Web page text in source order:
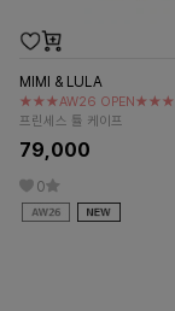
MIMI & LULA
★★★AW26 OPEN★★★
프린세스 튤 케이프
79,000
0